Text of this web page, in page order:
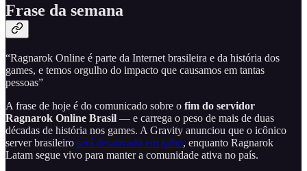
Frase da semana
“Ragnarok Online é parte da Internet brasileira e da história dos
games, e temos orgulho do impacto que causamos em tantas
pessoas”
A frase de hoje é do comunicado sobre o fim do servidor
Ragnarok Online Brasil — e carrega o peso de mais de duas
décadas de história nos games. A Gravity anunciou que o icônico
server brasileiro será desativado em julho, enquanto Ragnarok
Latam segue vivo para manter a comunidade ativa no país.